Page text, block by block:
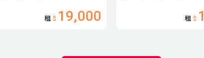
租 $ 19,000 租 $